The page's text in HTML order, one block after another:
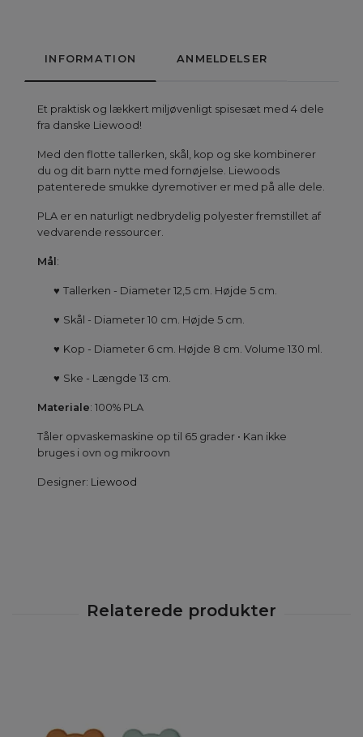
INFORMATION ANMELDELSER
Et praktisk og lækkert miljøvenligt spisesæt med 4 dele
fra danske Liewood!
Med den flotte tallerken, skål, kop og ske kombinerer
du og dit barn nytte med fornøjelse. Liewoods
patenterede smukke dyremotiver er med på alle dele.
PLA er en naturligt nedbrydelig polyester fremstillet af
vedvarende ressourcer.
Mål :
♥ Tallerken - Diameter 12,5 cm. Højde 5 cm.
♥ Skål - Diameter 10 cm. Højde 5 cm.
♥ Kop - Diameter 6 cm. Højde 8 cm. Volume 130 ml.
♥ Ske - Længde 13 cm.
Materiale: 100% PLA
Tåler opvaskemaskine op til 65 grader • Kan ikke
bruges i ovn og mikroovn
Designer: Liewood